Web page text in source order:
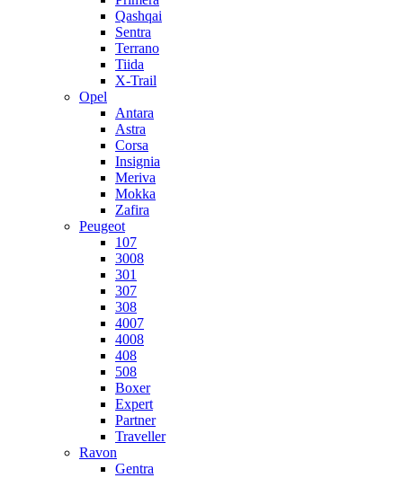
Qashqai
Sentra
Terrano
Tiida
X-Trail
Opel
Antara
Astra
Corsa
Insignia
Meriva
Mokka
Zafira
Peugeot
107
3008
301
307
308
4007
4008
408
508
Boxer
Expert
Partner
Traveller
Ravon
Gentra